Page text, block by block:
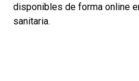
disponibles de forma online
sanitaria.